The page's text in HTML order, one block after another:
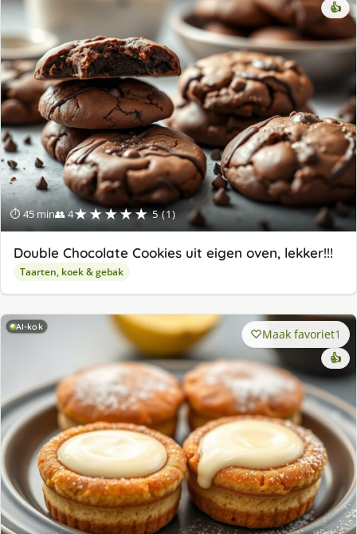
⏱ 45 min👥 4★★★★★ 5 (1)
👍
Double Chocolate Cookies uit eigen oven, lekker!!!
Taarten, koek & gebak
AI-kok Maak favoriet1
👍